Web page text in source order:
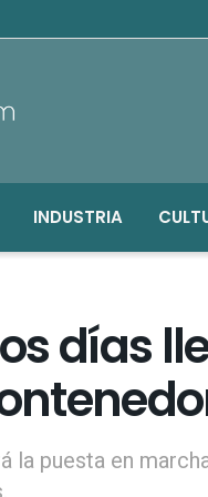
INDUSTRIA
días
la puesta en